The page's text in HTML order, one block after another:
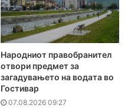
Народниот правобранител
отвори предмет за
загадувањето на водата во
Гостивар
07.08.2026 09:27